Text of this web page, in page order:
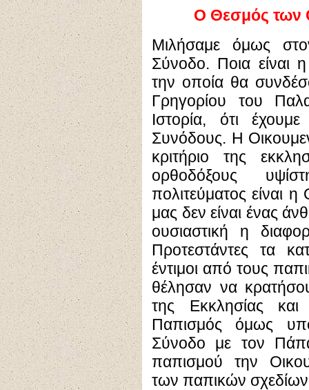
Ο Θεσμός των
Μιλήσαμε όμως
Σύνοδο. Ποια είναι
την οποία θα
Γρηγορίου του
Ιστορία, ότι
Συνόδους. Η
κριτήριο της
ορθοδόξους
πολιτεύματος είναι
μας δεν είναι ένας
ουσιαστική η
Προτεστάντες τα
έντιμοι από τους
θέλησαν να
της Εκκλησίας
Παπισμός όμως
Σύνοδο με τον
παπισμού την
των παπικών